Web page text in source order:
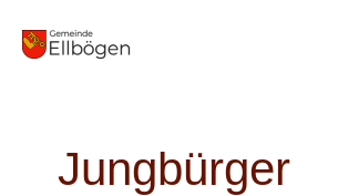
Inhalt
Jungbürger